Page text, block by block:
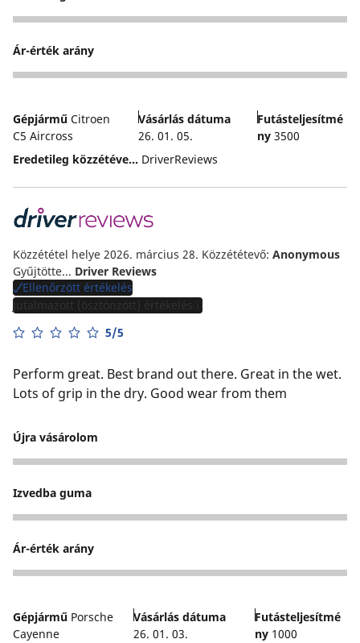
4
Ár-érték arány
4
Gépjármű Citroen
C5 Aircross
Vásárlás dátuma
26. 01. 05.
Futásteljesítmé
ny3500
Eredetileg közzétéve... DriverReviews
Közzététel helye 2026. március 28. Közzététevő: Anonymous
Gyűjtötte... Driver Reviews
Ellenőrzött értékelés
Jutalmazott (ösztönzött) értékelés
5/5
Perform great. Best brand out there. Great in the wet.
Lots of grip in the dry. Good wear from them
Újra vásárolom
5
Izvedba guma
5
Ár-érték arány
5
Gépjármű Porsche
Cayenne
Vásárlás dátuma
26. 01. 03.
Futásteljesítmé
ny1000